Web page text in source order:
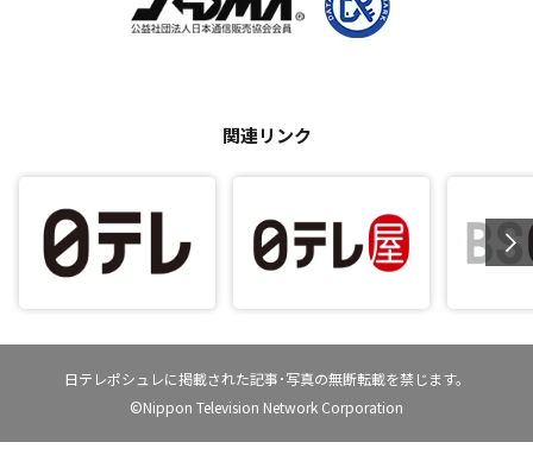
関連リンク
日テレポシュレに掲載された記事･写真の無断転載を禁じます。
©Nippon Television Network Corporation